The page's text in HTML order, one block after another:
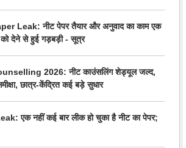
Leak: नीट पेपर तैयार और अनुवाद का काम एक
को देने से हुई गड़बड़ी - सूत्र
2026: नीट काउंसलिंग शेड्यूल जल्द,
छात्र-केंद्रित कई बड़े सुधार
एक नहीं कई बार लीक हो चुका है नीट का पेपर;